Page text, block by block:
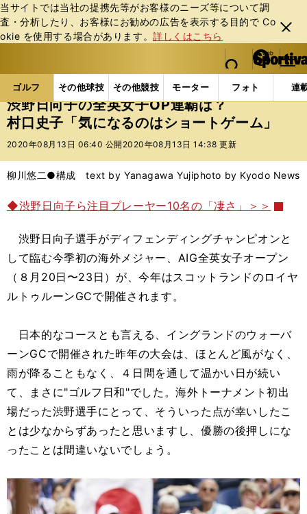
当サイトでは当社の提携先等がお客様のニーズ等について調
査・分析したり、お客様にお勧めの広告を表⽰する⽬的で Co
okie を使⽤する場合があります。詳しくはこちら
閉じ
る
web Sportiva (webスポルティーバ)
検索
マイペ
ー
ジ
メニュ
ゴルフ その他球技 その他競技 モーター フォト 連
ス
ポ
ル
バ
ゴルフの記事一覧 ゴルフ 女子ゴルフ 渋野日向
渋野日向子の全英女子OP連覇は？
村口史子「気になるのはショートゲーム」
2020年08月13日 06:40 公開 2020年08月13日 14:38 更新
柳川悠二●構成 text by Yanagawa Yujiphoto by Kyodo News
◆渋野日向子ら注目プレーヤー10名の「凄さ」＞＞
渋野日向子選手がディフェンディングチャンピオンと
して臨む今季初の海外メジャー、AIG全英女子オープン
（８月20日〜23日）が、今年はスコットランドのロイヤ
ルトゥルーンGCで開催されます。
日本的なコースとも言える、イングランドのウォーバ
ーンGCで開催された昨年の大会は、ほとんど風がなく、
雨が降ることもなく、４日間を通して温かい日が続い
て、まさに"ゴルフ日和"でした。海外トーナメント初出
場だった渋野選手にとって、そういった点が幸いしたこ
とは少なからずあったと思いますし、優勝の後押しにな
ったことは間違いないでしょう。